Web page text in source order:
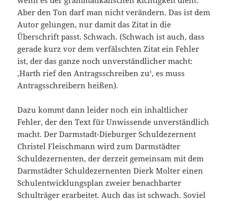
Aber den Ton darf man nicht verändern. Das ist dem
Autor gelungen, nur damit das Zitat in die
Überschrift passt. Schwach. (Schwach ist auch, dass
gerade kurz vor dem verfälschten Zitat ein Fehler
ist, der das ganze noch unverständlicher macht:
‚Harth rief den Antragsschreiben zu‘, es muss
Antragsschreibern heißen).
Dazu kommt dann leider noch ein inhaltlicher
Fehler, der den Text für Unwissende unverständlich
macht. Der Darmstadt-Dieburger Schuldezernent
Christel Fleischmann wird zum Darmstädter
Schuldezernenten, der derzeit gemeinsam mit dem
Darmstädter Schuldezernenten Dierk Molter einen
Schulentwicklungsplan zweier benachbarter
Schulträger erarbeitet. Auch das ist schwach. Soviel